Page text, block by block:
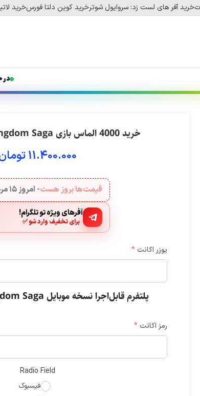
خرید آفر های لست زد: سروایول شوترخرید کوین دلتا فورسخرید
کلش رویال
مارول رایولز
در
خرید 4000 الماس بازی Top Heroes Kingdom Saga
11.400.000
قیمت‌ها بروز هست- امروز۱۵ مرداد ۱۴۰۵
آفرهای ویژه تو تلگرام!
برای تخفیف وارد شو ✅
یوزر اکانت *
پلتفرم قابل‌اجرا نسخه موبایل Top Heroes: Kingdom Saga
رمز اکانت *
Radio Field
فیسبوک